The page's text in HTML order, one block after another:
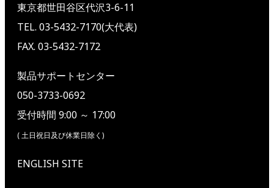
東京都世田谷区代沢3-6-11
TEL. 03-5432-7170(大代表)
FAX. 03-5432-7172
製品サポートセンター
050-3733-0692
受付時間 9:00 ～ 17:00
( 土日祝日及び休業日除く)
ENGLISH SITE